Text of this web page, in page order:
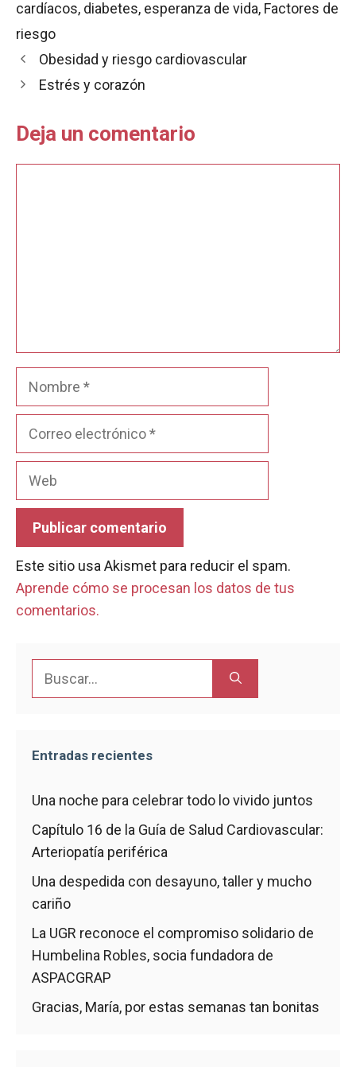
o
o
A
r
r
cardíacos, diabetes, esperanza de vida, Factores de
riesgo
Obesidad y riesgo cardiovascular
Estrés y corazón
Deja un comentario
Nombre
Este sitio usa Akismet para reducir el spam.
Aprende cómo se procesan los datos de tus
comentarios.
Entradas recientes
Una noche para celebrar todo lo vivido juntos
Capítulo 16 de la Guía de Salud Cardiovascular:
Arteriopatía periférica
Una despedida con desayuno, taller y mucho
cariño
La UGR reconoce el compromiso solidario de
Humbelina Robles, socia fundadora de
ASPACGRAP
Gracias, María, por estas semanas tan bonitas